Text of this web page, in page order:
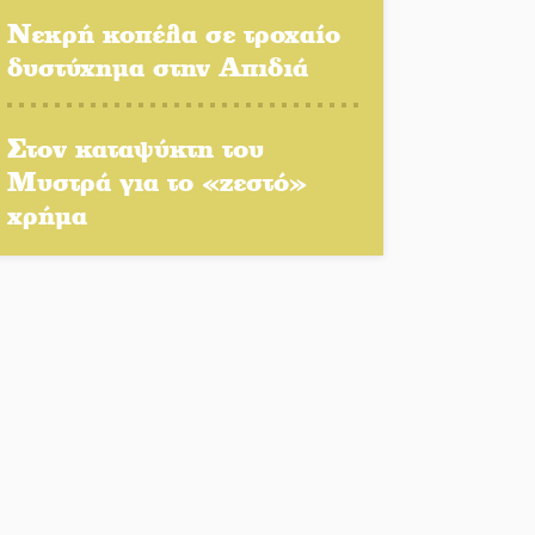
Γκερέκου
Νταλίκα έπεσε σε γκρεμό
48χρονος οδηγός
Νεκρή κοπέλα σε τροχαίο
δυστύχημα στην Απιδιά
Στον καταψύκτη του
Μυστρά για το «ζεστό»
χρήμα